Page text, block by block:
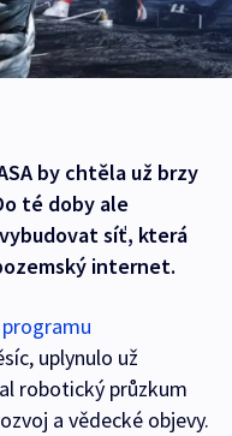
by chtěla už brzy
té doby ale
síť, která
internet.
uplynulo už
robotický průzkum
a vědecké objevy.